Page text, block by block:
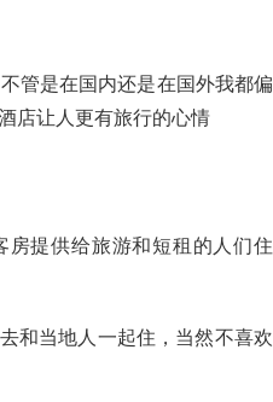
管是在国内还是在国外我都偏
店让人更有旅行的心情
提供给旅游和短租的人们住
和当地人一起住，当然不喜欢